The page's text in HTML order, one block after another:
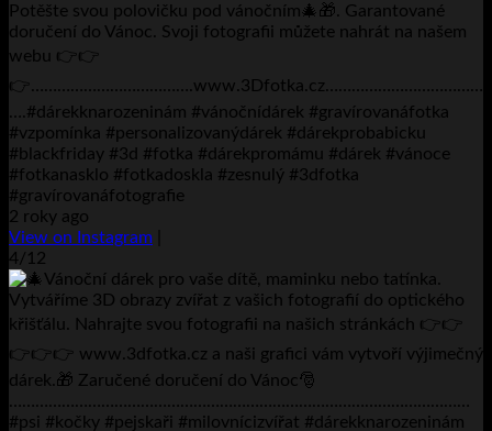
Potěšte svou polovičku pod vánočním🎄🎁. Garantované
doručení do Vánoc. Svoji fotografii můžete nahrát na našem
webu 👉👉
….#dárekknarozeninám #vánočnídárek #gravírovanáfotka
#vzpomínka #personalizovanýdárek #dárekprobabicku
#blackfriday #3d #fotka #dárekpromámu #dárek #vánoce
#fotkanasklo #fotkadoskla #zesnulý #3dfotka
#gravírovanáfotografie
2 roky ago
View on Instagram
4/12